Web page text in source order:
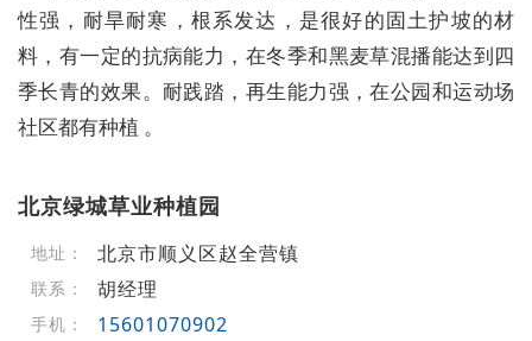
性强，耐旱耐寒，根系发达，是很好的固土护坡的材
料，有一定的抗病能力，在冬季和黑麦草混播能达到四
季长青的效果。耐践踏，再生能力强，在公园和运动场
社区都有种植 。
北京绿城草业种植园
地址： 北京市顺义区赵全营镇
联系： 胡经理
手机： 15601070902